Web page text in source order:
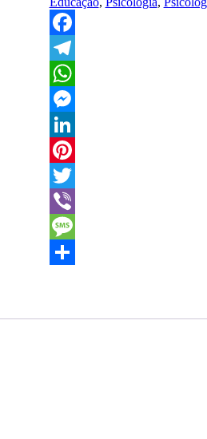
Facebook
Telegram
WhatsApp
Messenger
LinkedIn
Pinterest
Twitter
Viber
Message